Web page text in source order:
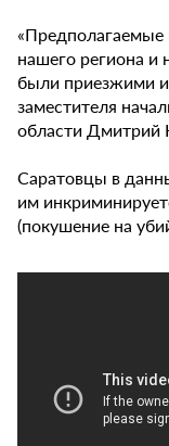
«Предполагаемые
нашего региона и
были приезжими
заместителя
области Дмитрий
Саратовцы в
им
(покушение на